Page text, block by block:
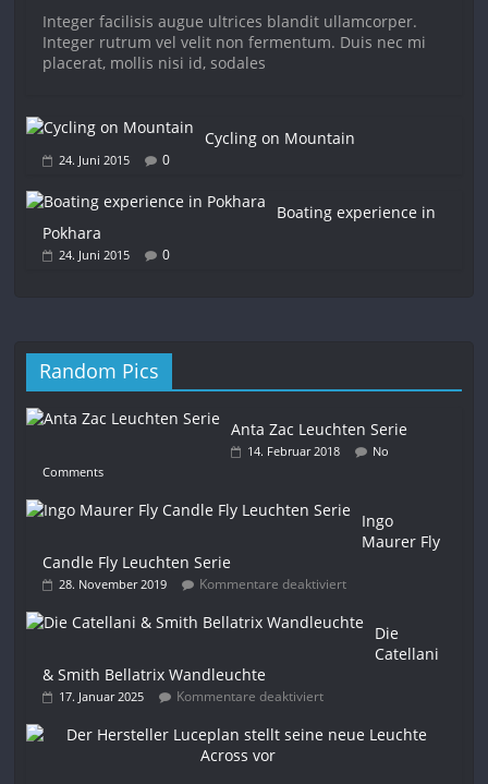
Integer facilisis augue ultrices blandit ullamcorper.
Integer rutrum vel velit non fermentum. Duis nec mi
placerat, mollis nisi id, sodales
Cycling on Mountain
24. Juni 2015 0
Boating experience in
Pokhara
24. Juni 2015 0
Random Pics
Anta Zac Leuchten Serie
14. Februar 2018
No
Comments
Ingo
Maurer Fly
Candle Fly Leuchten Serie
28. November 2019 Kommentare deaktiviert
Die
Catellani
& Smith Bellatrix Wandleuchte
17. Januar 2025 Kommentare deaktiviert